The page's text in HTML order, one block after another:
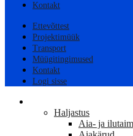
Kontakt
Ettevõttest
Projektimüük
Transport
Müügitingimused
Kontakt
Logi sisse
Haljastus
Aia- ja